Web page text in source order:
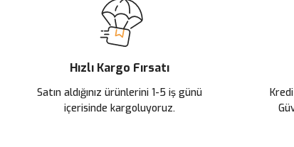
Hızlı Kargo Fırsatı
Satın aldığınız ürünlerini 1-5 iş günü
içerisinde kargoluyoruz.